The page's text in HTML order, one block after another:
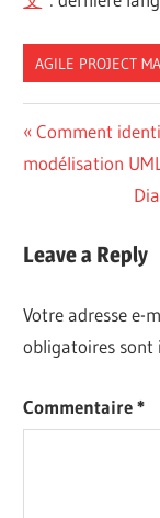
AGILE PROJECT
de
Previous
Post:
Comment
modélisation
Leave a Reply
Votre adresse e-
obligatoires sont
Commentaire*